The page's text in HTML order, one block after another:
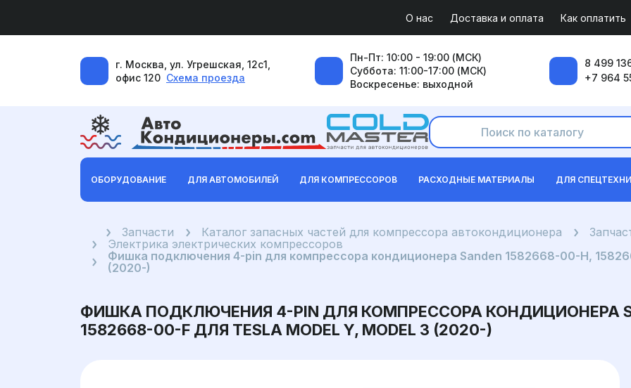
О нас Доставка и оплата Как оплатить
г. Москва, ул. Угрешская, 12с1,
офис 120 Схема проезда
Пн-Пт: 10:00 - 19:00 (МСК)
Суббота: 11:00-17:00 (МСК)
Воскресенье: выходной
8 499
+7 964
ОБОРУДОВАНИЕ ДЛЯ АВТОМОБИЛЕЙ ДЛЯ КОМПРЕССОРОВ РАСХОДНЫЕ МАТЕРИАЛЫ ДЛЯ
ГлавнаяЗапчасти Каталог запасных частей для компрессора автокондиционера
Электрика электрических компрессоров
Фишка подключения 4-pin для компрессора кондиционера Sanden 1582668-00-H,
(2020-)
ФИШКА ПОДКЛЮЧЕНИЯ 4-PIN ДЛЯ КОМПРЕССОРА КОНДИЦИОНЕРА
1582668-00-F ДЛЯ TESLA MODEL Y, MODEL 3 (2020-)